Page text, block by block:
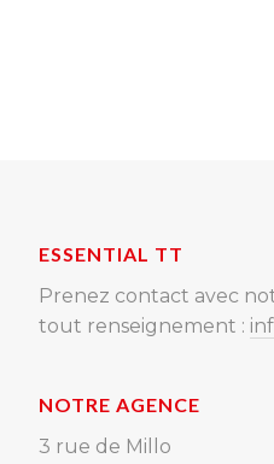
ESSENTIAL TT
Prenez contact avec
tout renseignement :
NOTRE AGENCE
3 rue de Millo